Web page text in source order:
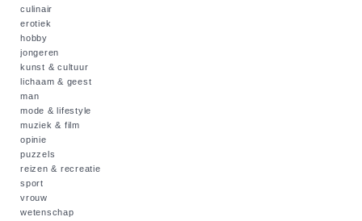
culinair
erotiek
hobby
jongeren
kunst & cultuur
lichaam & geest
man
mode & lifestyle
muziek & film
opinie
puzzels
reizen & recreatie
sport
vrouw
wetenschap